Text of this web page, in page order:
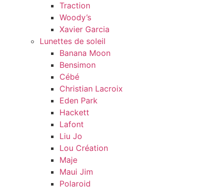
Traction
Woody’s
Xavier Garcia
Lunettes de soleil
Banana Moon
Bensimon
Cébé
Christian Lacroix
Eden Park
Hackett
Lafont
Liu Jo
Lou Création
Maje
Maui Jim
Polaroid